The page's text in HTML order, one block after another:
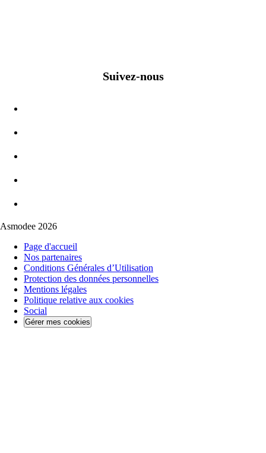
Suivez-nous
Asmodee 2026
Page d'accueil
Nos partenaires
Conditions Générales d’Utilisation
Protection des données personnelles
Mentions légales
Politique relative aux cookies
Social
Gérer mes cookies